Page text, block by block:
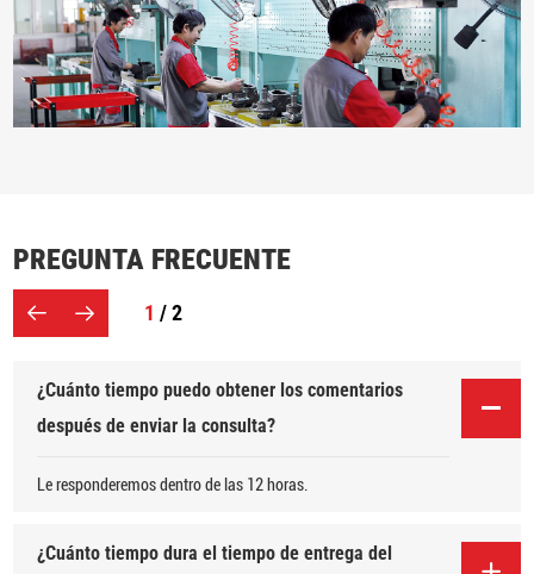
PREGUNTA FRECUENTE
1 / 2
¿Cuánto tiempo puedo obtener los comentarios
después de enviar la consulta?
Le responderemos dentro de las 12 horas.
¿Cuánto tiempo dura el tiempo de entrega del